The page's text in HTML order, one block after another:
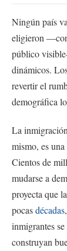
Ningún país
eligieron
público
dinámicos.
revertir el
demográfica
La
mismo, es
Cientos de
mudarse a
proyecta que
pocasdécadas
inmigrantes
construyan